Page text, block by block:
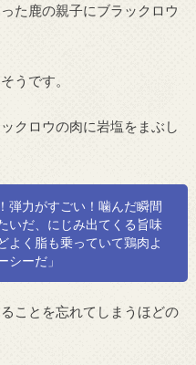
た鹿の親子にブラックロウ
うです。
クロウの肉に岩塩をまぶし
弾力がすごい！噛んだ瞬間
いだ、にじみ出てくる旨味
よく脂も乗っていて鶏肉よ
シーだ」
ことを忘れてしまうほどの